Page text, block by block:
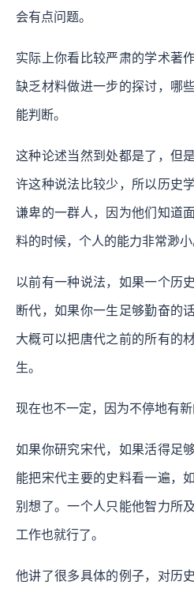
会有点问题。
实际上你看比较严肃的学术著
缺乏材料做进一步的探讨，哪
能判断。
这种论述当然到处都是了，但
许这种说法比较少，所以历史
谦卑的一群人，因为他们知道
料的时候，个人的能力非常渺小
以前有一种说法，如果一个历
断代，如果你一生足够勤奋的
大概可以把唐代之前的所有的
生。
现在也不一定，因为不停地有新
如果你研究宋代，如果活得足
能把宋代主要的史料看一遍，
别想了。一个人只能他智力所
工作也就行了。
他讲了很多具体的例子，对历